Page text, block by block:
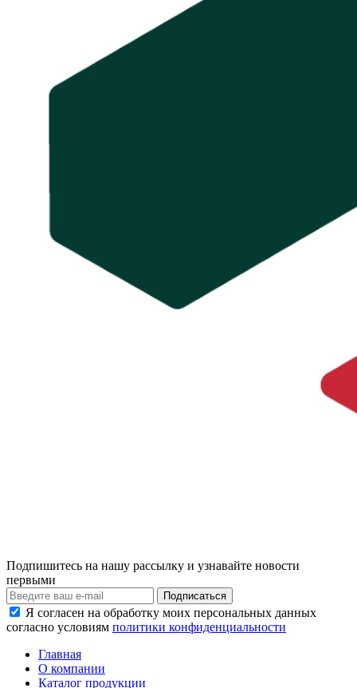
Подпишитесь на нашу рассылку и узнавайте новости
первыми
Я согласен на обработку моих персональных данных
согласно условиям политики конфиденциальности
Главная
О компании
Каталог продукции